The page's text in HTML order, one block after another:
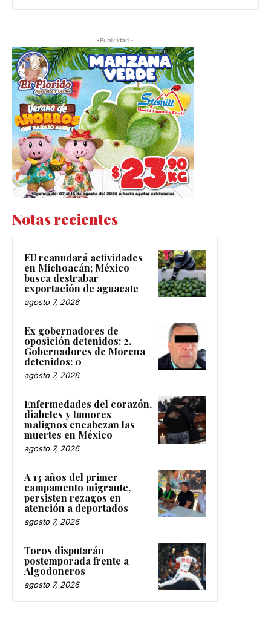
-Publicidad -
Notas recientes
EU reanudará actividades
en Michoacán; México
busca destrabar
exportación de aguacate
agosto 7, 2026
Ex gobernadores de
oposición detenidos: 2.
Gobernadores de Morena
detenidos: 0
agosto 7, 2026
Enfermedades del corazón,
diabetes y tumores
malignos encabezan las
muertes en México
agosto 7, 2026
A 13 años del primer
campamento migrante,
persisten rezagos en
atención a deportados
agosto 7, 2026
Toros disputarán
postemporada frente a
Algodoneros
agosto 7, 2026